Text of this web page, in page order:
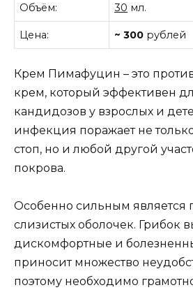
Объём: 30 мл.
Цена: ~ 300 рублей
Крем Пимафуцин – это
крем, который эффективен
кандидозов у взрослых и
инфекция поражает не
стоп, но и любой другой
покрова.
Особенно сильным является
слизистых оболочек. Грибок
дискомфортные и
приносит множество
поэтому необходимо